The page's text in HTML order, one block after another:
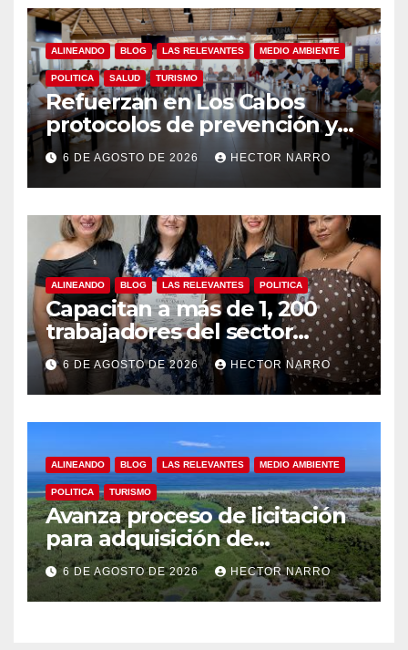
ALINEANDO BLOG LAS RELEVANTES MEDIO AMBIENTE
POLITICA SALUD TURISMO
Refuerzan en Los Cabos
protocolos de prevención y
rescate en playas ante oleaje
y temporada de ciclones
6 DE AGOSTO DE 2026 HECTOR NARRO
ALINEANDO BLOG LAS RELEVANTES POLITICA
Capacitan a más de 1, 200
trabajadores del sector
hotelero en derechos
humanos y respeto laboral
en Los Cabos
6 DE AGOSTO DE 2026 HECTOR NARRO
ALINEANDO BLOG LAS RELEVANTES MEDIO AMBIENTE
POLITICA TURISMO
Avanza proceso de licitación
para adquisición de
maquinaria del Plan de
Regeneración del Estero
Josefino
6 DE AGOSTO DE 2026 HECTOR NARRO